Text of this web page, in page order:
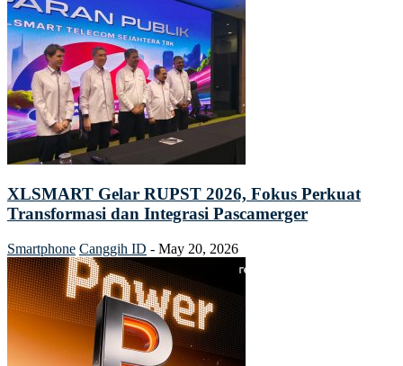
XLSMART Gelar RUPST 2026, Fokus Perkuat
Transformasi dan Integrasi Pascamerger
Smartphone Canggih ID - May 20, 2026